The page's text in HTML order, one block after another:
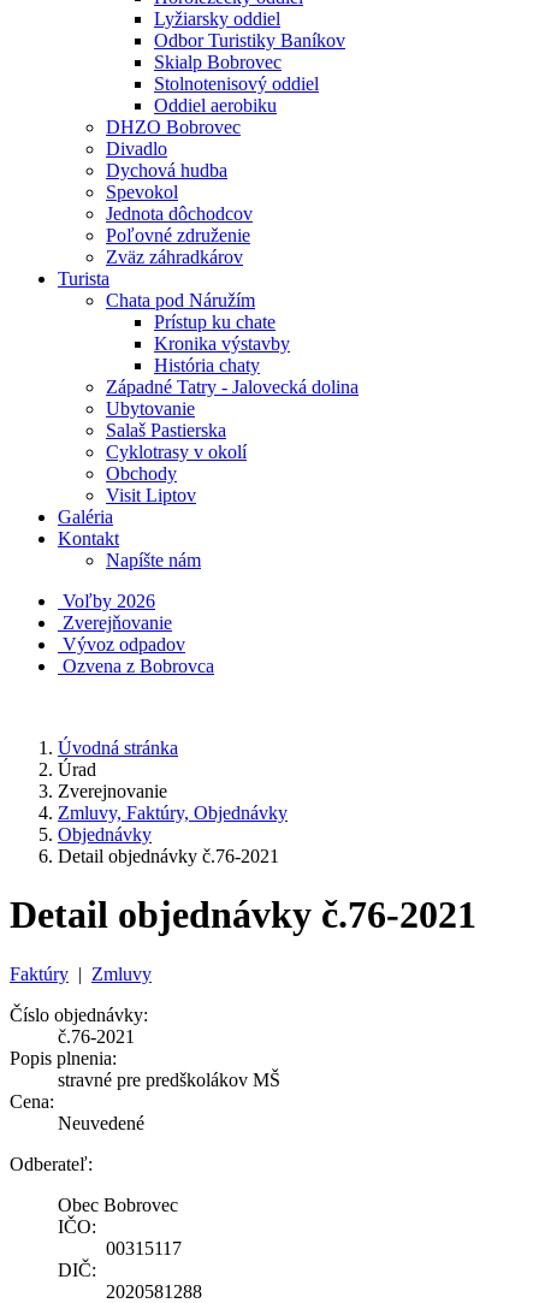
Lyžiarsky oddiel
Odbor Turistiky Baníkov
Skialp Bobrovec
Stolnotenisový oddiel
Oddiel aerobiku
DHZO Bobrovec
Divadlo
Dychová hudba
Spevokol
Jednota dôchodcov
Poľovné združenie
Zväz záhradkárov
Turista
Chata pod Náružím
Prístup ku chate
Kronika výstavby
História chaty
Západné Tatry - Jalovecká dolina
Ubytovanie
Salaš Pastierska
Cyklotrasy v okolí
Obchody
Visit Liptov
Galéria
Kontakt
Napíšte nám
Voľby 2026
Zverejňovanie
Vývoz odpadov
Ozvena z Bobrovca
Úvodná stránka
Úrad
Zverejnovanie
Zmluvy, Faktúry, Objednávky
Objednávky
Detail objednávky č.76-2021
Detail objednávky č.76-2021
Faktúry | Zmluvy
Číslo objednávky:
č.76-2021
Popis plnenia:
stravné pre predškolákov MŠ
Cena:
Neuvedené
Odberateľ:
Obec Bobrovec
IČO:
00315117
DIČ:
2020581288